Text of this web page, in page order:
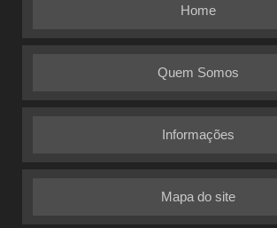
Home
Quem Somos
Informações
Mapa do site